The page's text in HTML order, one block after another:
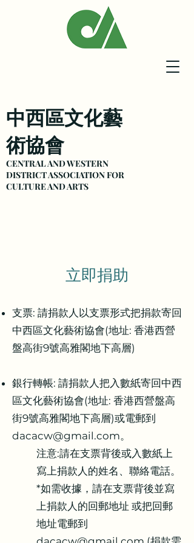
中西區文化藝
術協會
CENTRAL AND WESTERN
DISTRICT ASSOCIATION FOR
CULTUREAND ARTS
立即捐助
支票: 請捐款人以支票形式把捐款寄回
中西區文化藝術協會(地址: 香港西營
盤高街9號高雅閣地下高層)
銀行轉帳: 請捐款人把入數紙寄回中西
區文化藝術協會(地址: 香港西營盤高
街9號高雅閣地下高層)或電郵到
dacacw@gmail.com。
注意:請在支票背後或入數紙上
寫上捐款人的姓名、聯絡電話。
*如需收據，請在支票背後並寫
上捐款人的回郵地址 或把回郵
地址電郵到